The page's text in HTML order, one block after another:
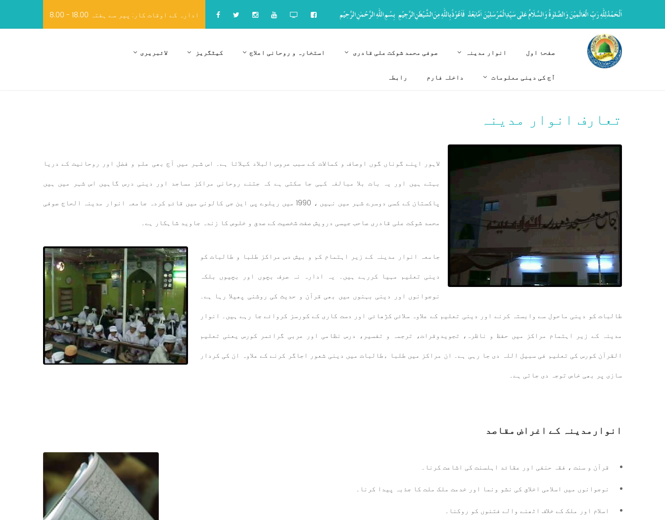
8.00 - 18.00 ادارہ کے اوقات کار: پیر سے ہفتہ
صفحۂ اول انوار مدینہ صوفی محمد شوکت علی قادری استخارہ و روحانی اعلاج کیٹگریز لائبریری
آج کی دینی معلومات داخلہ فارم رابطہ
تعارف انوار مدینہ
لاہور اپنے گوناں گوں اوصاف و کمالات کے سبب عروس البلاد کہلاتا ہے۔ اس شہر میں آج بھی علم و فضل اور روحانیت کے دریا
بہتے ہیں اور یہ بات بلا مبالغہ کہی جا سکتی ہے کہ جتنے روحانی مراکز مساجد اور دینی درس گاہیں اس شہر میں ہیں
پاکستان کے کسی دوسرے شہر میں نہیں ، 1990 میں ریلوے پی این جی کالونی میں قائم کردہ جامعہ انوار مدینہ الحاج صوفی
محمد شوکت علی قادری صاحب جیسی درویش صفت شخصیت کے صدق و خلوص کا زندہ جاوید شاہکار ہے۔
جامعہ انوار مدینہ کے زیر اہتمام کم و بیش دس مراکز طلبا و طالبات کو
دینی تعلیم مہیا کررہے ہیں۔ یہ ادارہ نہ صرف بچوں اور بچیوں بلکہ
نوجوانوں اور دینی بہنوں میں بھی قرآن و حدیث کی روشنی پھیلا رہا ہے۔
طالبات کو دینی ماحول سے وابستہ کرنے اور دینی تعلیم کے علاوہ سلائی کڑھائی اور دست کاری کے کورسز کروائے جا رہے ہیں۔ انوار
مدینہ کے زیر اہتمام مراکز میں حفظ و ناظرہ، تجویدوقرات، ترجمہ و تفسیر، درس نظامی اور عربی گرائمر کورس یعنی تعلیم
القرآن کورس کی تعلیم فی سبیل اللہ دی جا رہی ہے۔ ان مراکز میں طلبا ءطالبات میں دینی شعور اجاگر کرنے کے علاوہ ان کی کردار
سازی پر بھی خاص توجہ دی جاتی ہے۔
انوارمدینہ کے اغراض مقاصد
قرآن و سنت ، فقہ حنفی اور عقائد اہلسنت کی اشاعت کرنا۔
نوجوانوں میں اسلامی اخلاق کی نشو ونما اور خدمت ملک ملت کا جذبہ پیدا کرنا۔
اسلام اور ملک کے خلاف اٹھنے والے فتنوں کو روکنا۔